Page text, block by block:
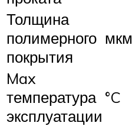
Толщина
полимерного
покрытия
мкм
Max
температура
эксплуатации
°C